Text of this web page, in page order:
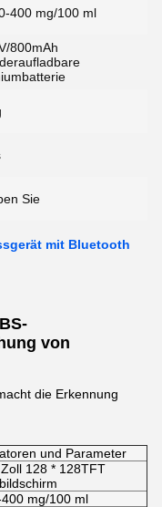
400 mg/100 ml
800mAh
Sie
mit Bluetooth
von
die Erkennung
und Parameter
128 * 128TFT
mg/100 ml